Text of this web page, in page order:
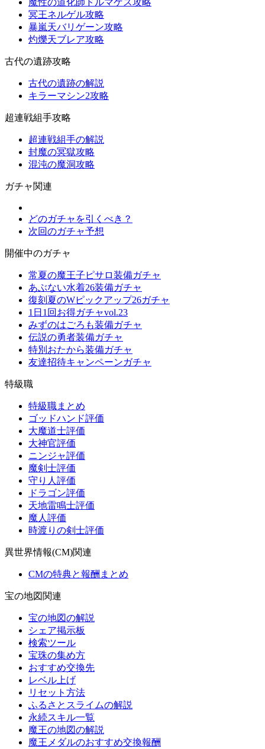
魔性の道化師ドルマゲス攻略
冥王ネルゲル攻略
暴嵐天バリゲーン攻略
灼爍天ブレア攻略
古代の遺跡攻略
古代の遺跡の解説
キラーマシン2攻略
超連戦組手攻略
超連戦組手の解説
封魔の冥獄攻略
混沌の魔洞攻略
ガチャ関連
どのガチャを引くべき？
次回のガチャ予想
開催中のガチャ
常夏の魔王子ピサロ装備ガチャ
あぶない水着26装備ガチャ
復刻夏のWピックアップ26ガチャ
1日1回お得ガチャvol.23
みずのはごろも装備ガチャ
伝説の勇者装備ガチャ
特別おたから装備ガチャ
友達招待キャンペーンガチャ
特級職
特級職まとめ
ゴッドハンド評価
大魔道士評価
大神官評価
ニンジャ評価
魔剣士評価
守り人評価
ドラゴン評価
天地雷鳴士評価
魔人評価
時渡りの剣士評価
異世界情報(CM)関連
CMの特典と報酬まとめ
宝の地図関連
宝の地図の解説
シェア掲示板
検索ツール
宝珠の集め方
おすすめ交換先
レベル上げ
リセット方法
ふるさとスライムの解説
永続スキル一覧
魔王の地図の解説
魔王メダルのおすすめ交換報酬